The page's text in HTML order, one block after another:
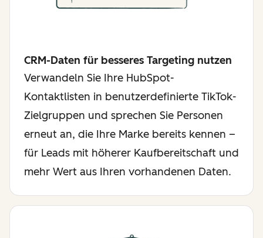
CRM-Daten für besseres Targeting nutzen
Verwandeln Sie Ihre HubSpot-
Kontaktlisten in benutzerdefinierte TikTok-
Zielgruppen und sprechen Sie Personen
erneut an, die Ihre Marke bereits kennen –
für Leads mit höherer Kaufbereitschaft und
mehr Wert aus Ihren vorhandenen Daten.